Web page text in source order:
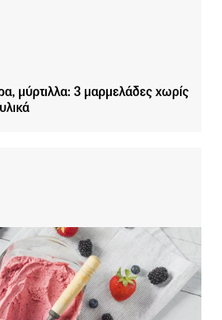
μύρτιλλα: 3 μαρμελάδες χωρίς